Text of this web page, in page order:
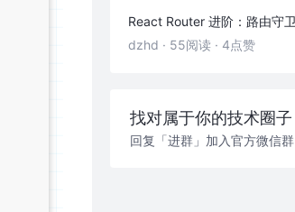
dzhd · 55阅读 · 4点赞
找对属于你的技术圈子
回复「进群」加入官方微信群